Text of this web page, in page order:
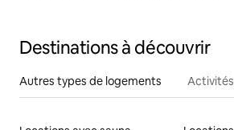
Destinations à découvrir
Autres types de logements Activités